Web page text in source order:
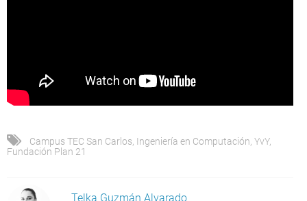
Campus TEC San Carlos Ingeniería en Computación YvY,
Fundación Plan 21
Telka Guzmán Alvarado